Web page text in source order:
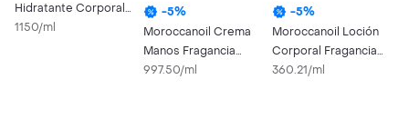
Hidratante Corporal
Body Souffle
1150/ml
-5%
Moroccanoil Crema
Manos Fragancia
Original
997.50/ml
-5%
Moroccanoil Loción
Corporal Fragancia
Original
360.21/ml